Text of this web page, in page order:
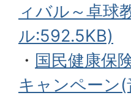
ィバル～卓球
ル:592.5KB)
・ 国民健康保
キャンペーン